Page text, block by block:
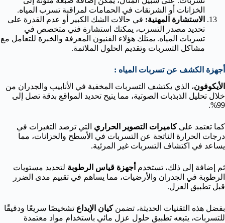
الخزانات أو الشرنقات في الحمامات لمراقبة تسرب المياه.
الاستشارة المهنية: في حالات الشك الكبير أو عدم القدرة على
تحديد مصدر التسرب، يمكنك استشارة فني متخصص في
تسربات المياه. يمتلك هؤلاء الفنيون المعرفة والخبرة للتعامل مع
مشاكل التسربات وتقديم الحلول الملائمة.
أجهزة الكشف عن تسربات المياه :
الأيكوفون، الذي يكتشف التسربات المخفية في الأنابيب والجدران من
خلال تحليل الذبذبات الصوتية، مما يتيح تحديد المواقع بدقة تصل إلى
99%.
كما تعتمد علىكاميرات التصوير الحراري التي ترصد التغيرات في
درجات الحرارة الناتجة عن التسربات في الأسطح والخزانات، مما
يساعد في اكتشاف التسربات غير المرئية.
ثم إضافة إلى ذلك، تستخدم أجهزة قياس الرطوبة لتحديد مستويات
الرطوبة في الجدران والأرضيات، مما يساهم في تقييم مدى الضرر
قبل تطبيق العزل.
بفضل هذه التقنيات الحديثة، تضمنكيان الإبداع تشخيصًا سريعًا ودقيقًا
للتسربات، يتبعه تطبيق حلول عزل مائي باستخدام مواد معتمدة